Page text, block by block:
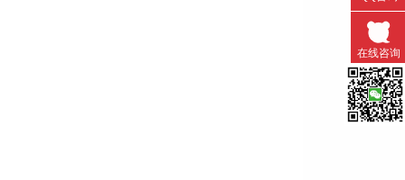
在线咨询
微信扫一扫